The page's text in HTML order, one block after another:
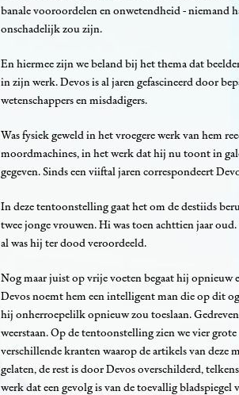
banale vooroordelen en onwetendheid - niemand
onschadelijk zou zijn.
En hiermee zijn we beland bij het thema dat
in zijn werk. Devos is al jaren gefascineerd door
wetenschappers en misdadigers.
Was fysiek geweld in het vroegere werk van hem
moordmachines, in het werk dat hij nu toont in
gegeven. Sinds een viiftal jaren correspondeert
In deze tentoonstelling gaat het om de destiids
twee jonge vrouwen. Hi was toen achttien jaar
al was hij ter dood veroordeeld.
Nog maar juist op vrije voeten begaat hij opnieuw
Devos noemt hem een intelligent man die op dit
hij onherroepelilk opnieuw zou toeslaan.
weerstaan. Op de tentoonstelling zien we vier
verschillende kranten waarop de artikels van deze
gelaten, de rest is door Devos overschilderd,
werk dat een gevolg is van de toevallig bladspiegel